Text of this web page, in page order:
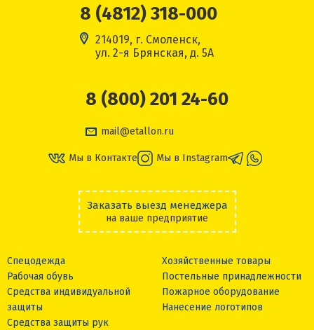
8 (4812) 318-000
214019, г. Смоленск,
ул. 2-я Брянская, д. 5А
8 (800) 201 24-60
mail@etallon.ru
Мы в Контакте Мы в Instagram
Заказать выезд менеджера
на ваше предприятие
Спецодежда
Рабочая обувь
Средства индивидуальной
защиты
Средства защиты рук
Хозяйственные товары
Постельные принадлежности
Пожарное оборудование
Нанесение логотипов